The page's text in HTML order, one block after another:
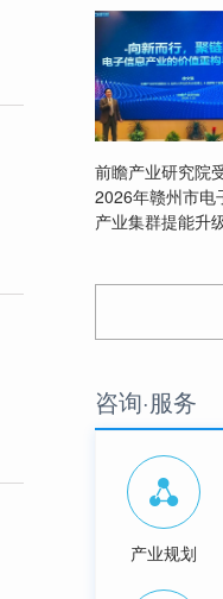
前瞻产业研究院
2026年赣州市电
产业集群提能升
咨询·服务
产业规划